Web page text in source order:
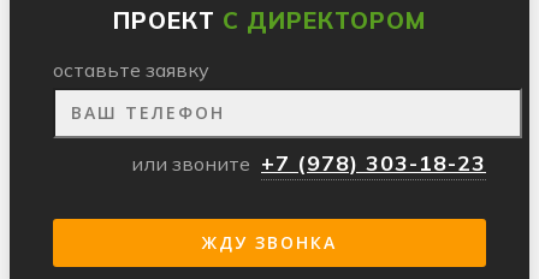
ПРОЕКТ С ДИРЕКТОРОМ
оставьте заявку
или звоните +7 (978) 303-18-23